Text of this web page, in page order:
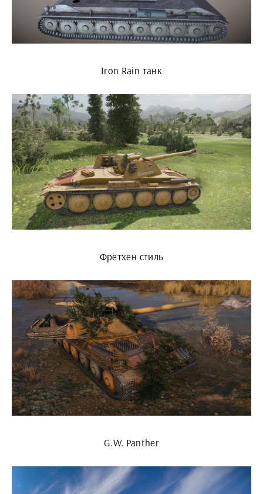
Iron Rain танк
Фретхен стиль
G.W. Panther